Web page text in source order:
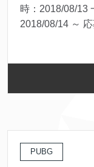
時：2018/08/13
2018/08/14 ～
PUBG